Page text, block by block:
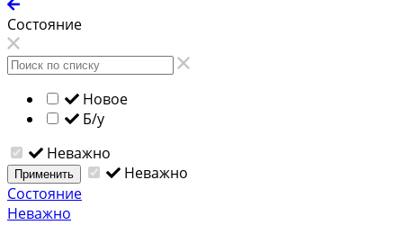
Состояние
Новое
Б/у
Неважно
Применить
Неважно
Состояние
Неважно